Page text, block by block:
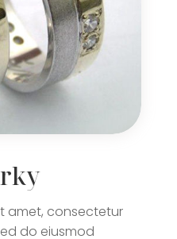
amet, consectetur
do eiusmod